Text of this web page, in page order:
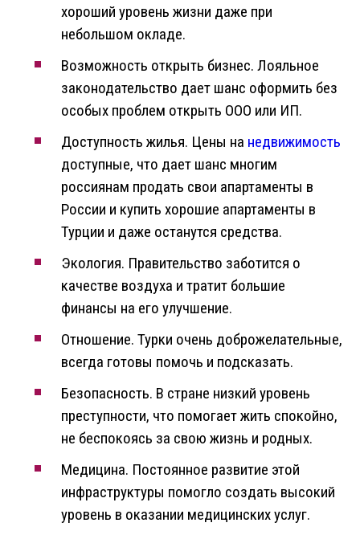
хороший уровень жизни даже при
небольшом окладе.
Возможность открыть бизнес. Лояльное
законодательство дает шанс оформить без
особых проблем открыть ООО или ИП.
Доступность жилья. Цены на недвижимость
доступные, что дает шанс многим
россиянам продать свои апартаменты в
России и купить хорошие апартаменты в
Турции и даже останутся средства.
Экология. Правительство заботится о
качестве воздуха и тратит большие
финансы на его улучшение.
Отношение. Турки очень доброжелательные,
всегда готовы помочь и подсказать.
Безопасность. В стране низкий уровень
преступности, что помогает жить спокойно,
не беспокоясь за свою жизнь и родных.
Медицина. Постоянное развитие этой
инфраструктуры помогло создать высокий
уровень в оказании медицинских услуг.